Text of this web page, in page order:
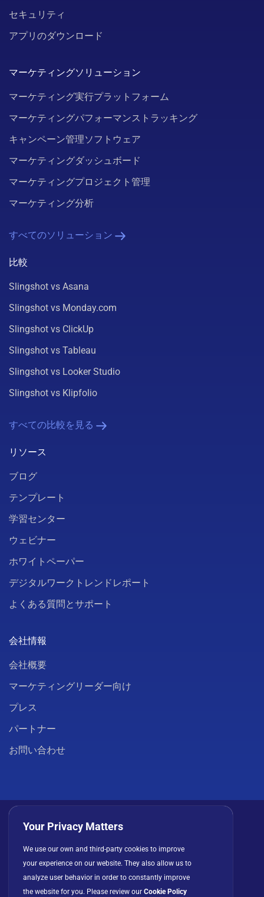
セキュリティ
アプリのダウンロード
マーケティングソリューション
マーケティング実行プラットフォーム
マーケティングパフォーマンストラッキング
キャンペーン管理ソフトウェア
マーケティングダッシュボード
マーケティングプロジェクト管理
マーケティング分析
すべてのソリューション
比較
Slingshot vs Asana
Slingshot vs Monday.com
Slingshot vs ClickUp
Slingshot vs Tableau
Slingshot vs Looker Studio
Slingshot vs Klipfolio
すべての比較を見る
リソース
ブログ
テンプレート
学習センター
ウェビナー
ホワイトペーパー
デジタルワークトレンドレポート
よくある質問とサポート
会社情報
会社概要
マーケティングリーダー向け
プレス
パートナー
お問い合わせ
ライセンス契約
Your Privacy Matters
We use our own and third-party cookies to improve
your experience on our website. They also allow us to
analyze user behavior in order to constantly improve
the website for you. Please review our Cookie Policy